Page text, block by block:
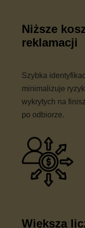
Niższe
reklamacji
Szybka
minimalizuje
wykrytych na
po odbiorze.
Większa